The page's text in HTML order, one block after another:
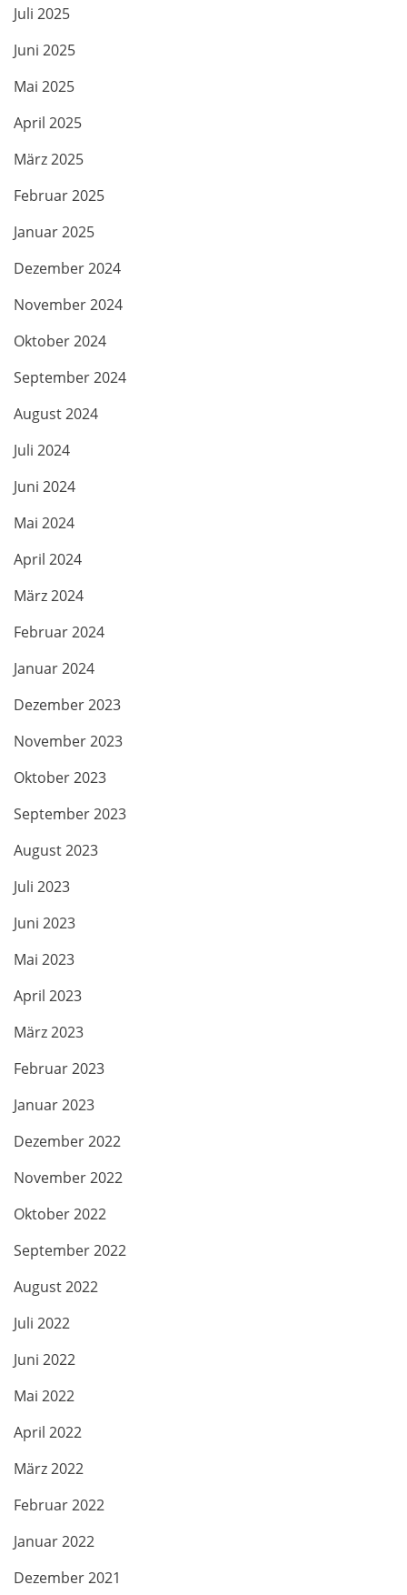
Juli 2025
Juni 2025
Mai 2025
April 2025
März 2025
Februar 2025
Januar 2025
Dezember 2024
November 2024
Oktober 2024
September 2024
August 2024
Juli 2024
Juni 2024
Mai 2024
April 2024
März 2024
Februar 2024
Januar 2024
Dezember 2023
November 2023
Oktober 2023
September 2023
August 2023
Juli 2023
Juni 2023
Mai 2023
April 2023
März 2023
Februar 2023
Januar 2023
Dezember 2022
November 2022
Oktober 2022
September 2022
August 2022
Juli 2022
Juni 2022
Mai 2022
April 2022
März 2022
Februar 2022
Januar 2022
Dezember 2021